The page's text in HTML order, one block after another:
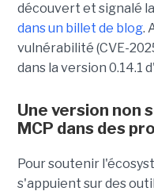
découvert et signalé
dans un billet de blog.
vulnérabilité (CVE-
dans la version 0.14.1
Une version non
MCP dans des
Pour soutenir
s'appuient sur des